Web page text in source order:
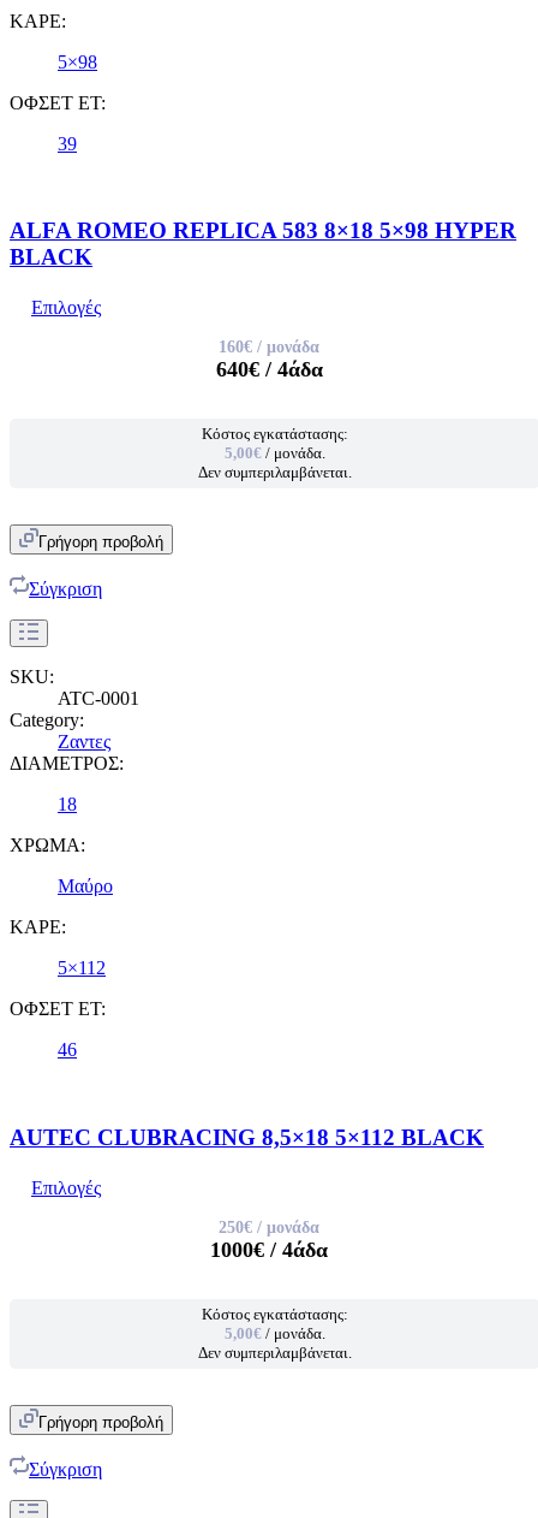
ΚΑΡΕ:
5×98
ΟΦΣΕΤ ET:
39
ALFA ROMEO REPLICA 583 8×18 5×98 HYPER
BLACK
Επιλογές
160€ / μονάδα
640€/ 4άδα
Κόστος εγκατάστασης:
5,00€ / μονάδα.
Δεν συμπεριλαμβάνεται.
Γρήγορη προβολή
Σύγκριση
SKU:
ATC-0001
Category:
Ζαντες
ΔΙΑΜΕΤΡΟΣ:
18
ΧΡΩΜΑ:
Μαύρο
ΚΑΡΕ:
5×112
ΟΦΣΕΤ ET:
46
AUTEC CLUBRACING 8,5×18 5×112 BLACK
Επιλογές
250€ / μονάδα
1000€ / 4άδα
Κόστος εγκατάστασης:
5,00€ / μονάδα.
Δεν συμπεριλαμβάνεται.
Γρήγορη προβολή
Σύγκριση